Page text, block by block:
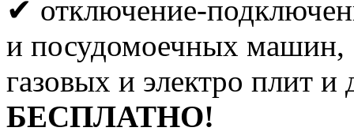
✔ отключение-
и посудомоечных машин,
газовых и электро плит
БЕСПЛАТНО!